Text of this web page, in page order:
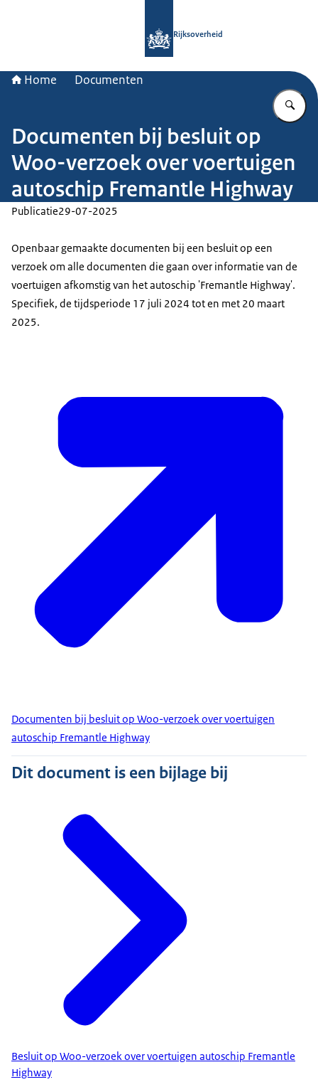
Rijksoverheid
Home Documenten
Documenten bij besluit op
Woo-verzoek over voertuigen
autoschip Fremantle Highway
Publicatie29-07-2025
Openbaar gemaakte documenten bij een besluit op een
verzoek om alle documenten die gaan over informatie van de
voertuigen afkomstig van het autoschip 'Fremantle Highway'.
Specifiek, de tijdsperiode 17 juli 2024 tot en met 20 maart
2025.
Documenten bij besluit op Woo-verzoek over voertuigen
autoschip Fremantle Highway
Dit document is een bijlage bij
Besluit op Woo-verzoek over voertuigen autoschip Fremantle
Highway